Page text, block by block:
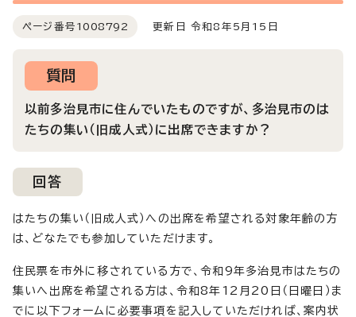
ページ番号 1008792 更新日 令和8年5月15日
質問
以前多治見市に住んでいたものですが、多治見市のは
たちの集い（旧成人式）に出席できますか？
回答
はたちの集い（旧成人式）への出席を希望される対象年齢の方
は、どなたでも参加していただけます。
住民票を市外に移されている方で、令和9年多治見市はたちの
集いへ出席を希望される方は、令和8年12月20日（日曜日）ま
でに以下フォームに必要事項を記入していただければ、案内状